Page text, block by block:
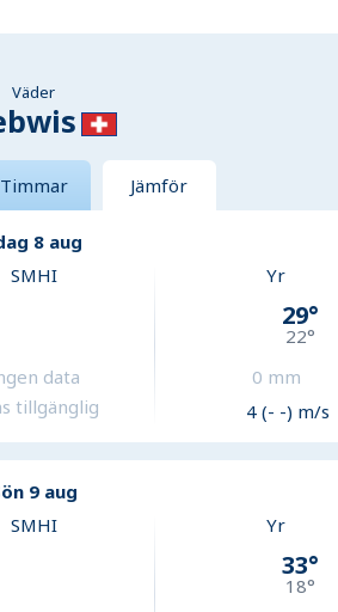
Väder
Timmar Jämför
8 aug
SMHI
data
tillgänglig
Yr
29°
22°
0 mm
4 (- -) m/s
9 aug
SMHI Yr
33°
18°